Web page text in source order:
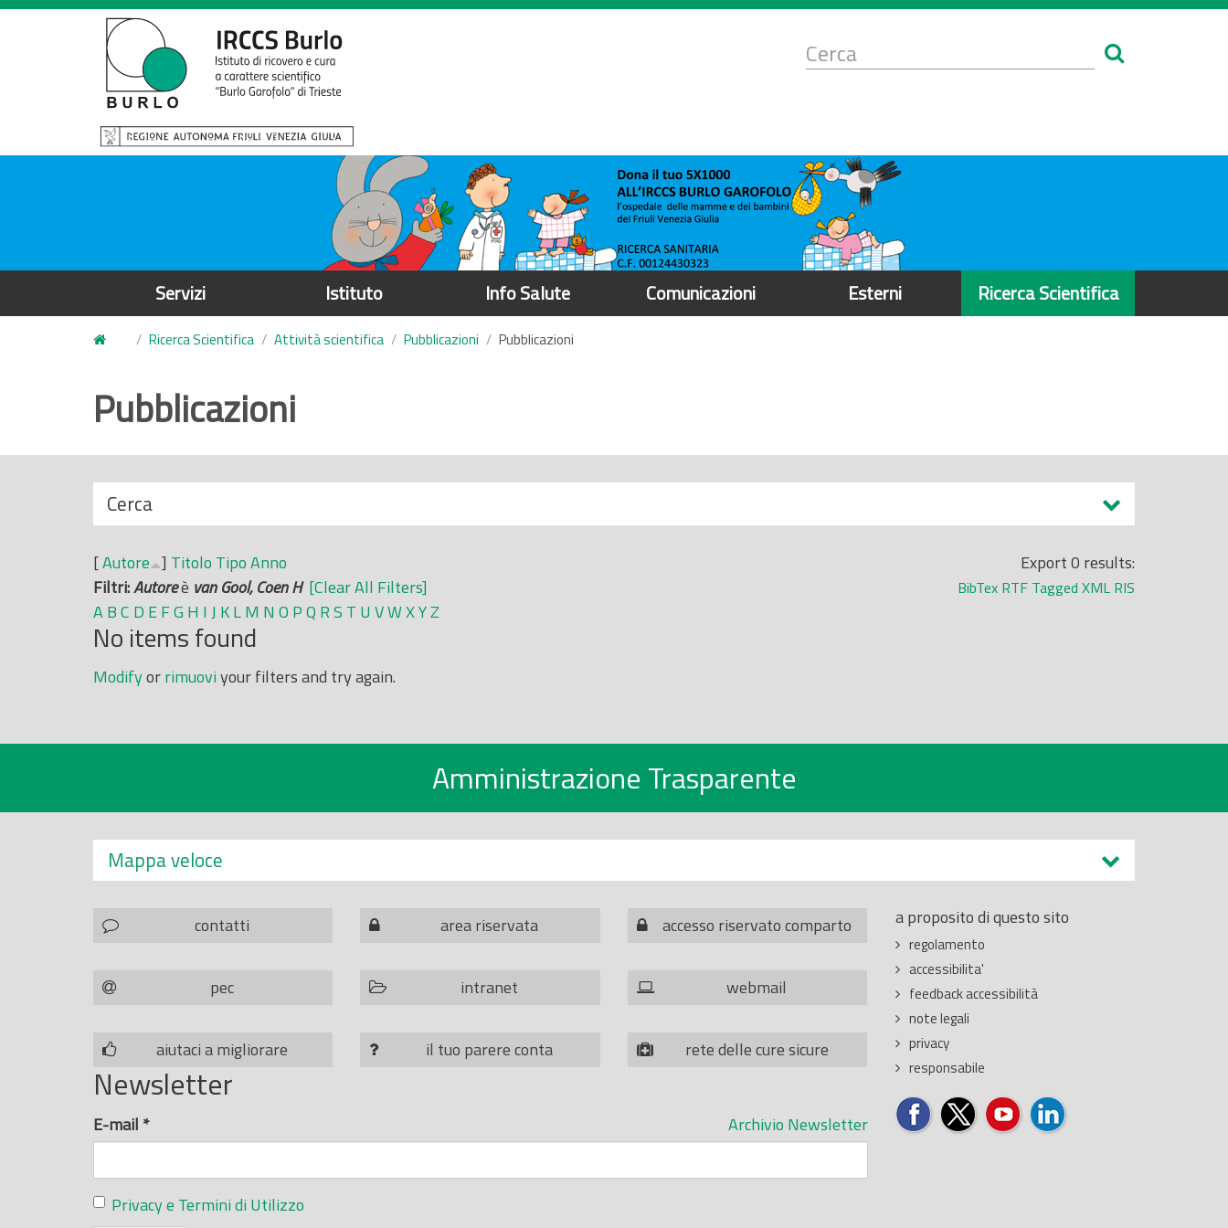
S
l
i
Form
di
Servizi Istituto Info Salute Comunicazioni Esterni Ricerca Scientifica
Ricerca Scientifica Attività scientifica Pubblicazioni Pubblicazioni
Pubblicazioni
N
a
s
c
o
n
d
i
Cerca
Export 0 results:
BibTex RTF Tagged XML RIS
[Autore ] Titolo TipoAnno
Filtri:Autoreè van Gool, Coen H [Clear All Filters]
ABC D EFG H IJ KLM N O PQ RS T U VWXYZ
No items found
Modifyorrimuoviyour filters and try again.
Amministrazione Trasparente
Mappa veloce
contatti area riservata accesso riservato comparto
pec intranet webmail
aiutaci a migliorare il tuo parere conta rete delle cure sicure
a proposito di questo sito
regolamento
accessibilita'
feedback accessibilità
note legali
privacy
responsabile
Newsletter
Archivio Newsletter
E-mail *
Privacy e Termini di Utilizzo